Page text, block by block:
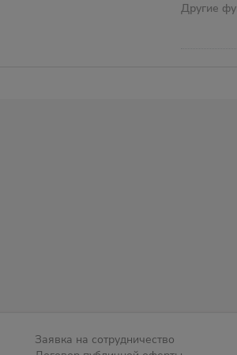
Другие
Заявка на сотрудничество